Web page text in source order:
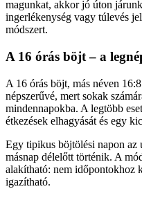
magunkat, akkor jó úton
ingerlékenység vagy túlevés
módszert.
A 16 órás böjt – a
A 16 órás böjt, más néven
népszerűvé, mert sokak
mindennapokba. A legtöbb
étkezések elhagyását és egy
Egy tipikus böjtölési napon az
másnap délelőtt történik. A
alakítható: nem időpontokhoz
igazítható.